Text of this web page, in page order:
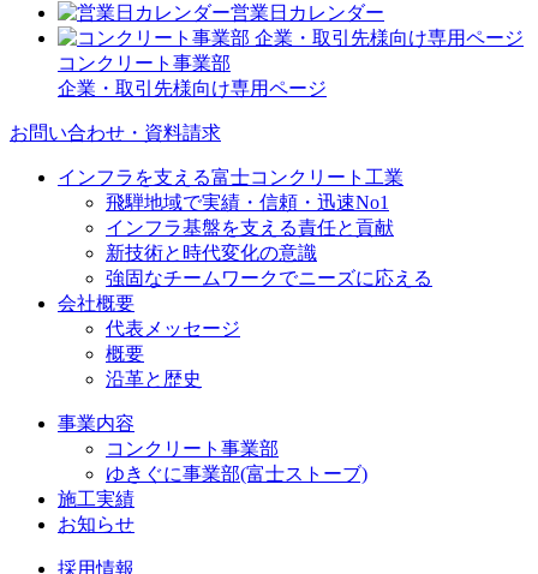
営業日カレンダー
コンクリート事業部
企業・取引先様向け専用ページ
お問い合わせ・資料請求
インフラを支える富士コンクリート工業
飛騨地域で実績・信頼・迅速No1
インフラ基盤を支える責任と貢献
新技術と時代変化の意識
強固なチームワークでニーズに応える
会社概要
代表メッセージ
概要
沿革と歴史
事業内容
コンクリート事業部
ゆきぐに事業部(富士ストーブ)
施工実績
お知らせ
採用情報